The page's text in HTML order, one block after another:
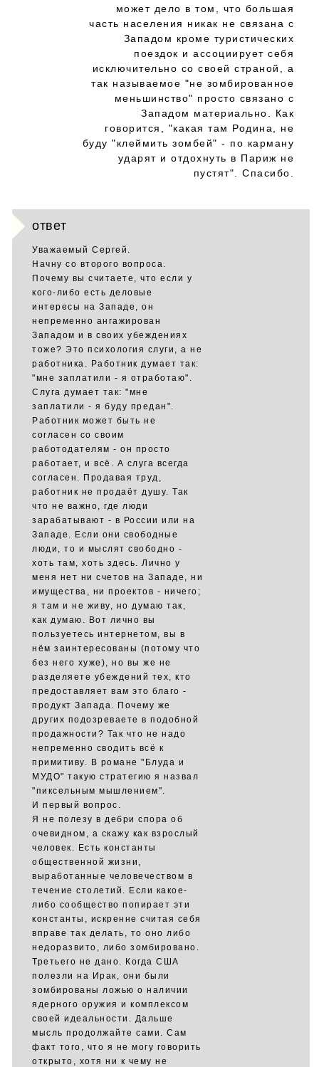
может дело в том, что большая
часть населения никак не связана с
Западом кроме туристических
поездок и ассоциирует себя
исключительно со своей страной, а
так называемое "не зомбированное
меньшинство" просто связано с
Западом материально. Как
говорится, "какая там Родина, не
буду "клеймить зомбей" - по карману
ударят и отдохнуть в Париж не
пустят". Спасибо.
ответ
Уважаемый Сергей.
Начну со второго вопроса.
Почему вы считаете, что если у
кого-либо есть деловые
интересы на Западе, он
непременно ангажирован
Западом и в своих убеждениях
тоже? Это психология слуги, а не
работника. Работник думает так:
"мне заплатили - я отработаю".
Слуга думает так: "мне
заплатили - я буду предан".
Работник может быть не
согласен со своим
работодателям - он просто
работает, и всё. А слуга всегда
согласен. Продавая труд,
работник не продаёт душу. Так
что не важно, где люди
зарабатывают - в России или на
Западе. Если они свободные
люди, то и мыслят свободно -
хоть там, хоть здесь. Лично у
меня нет ни счетов на Западе, ни
имущества, ни проектов - ничего;
я там и не живу, но думаю так,
как думаю. Вот лично вы
пользуетесь интернетом, вы в
нём заинтересованы (потому что
без него хуже), но вы же не
разделяете убеждений тех, кто
предоставляет вам это благо -
продукт Запада. Почему же
других подозреваете в подобной
продажности? Так что не надо
непременно сводить всё к
примитиву. В романе "Блуда и
МУДО" такую стратегию я назвал
"пиксельным мышлением".
И первый вопрос.
Я не полезу в дебри спора об
очевидном, а скажу как взрослый
человек. Есть константы
общественной жизни,
выработанные человечеством в
течение столетий. Если какое-
либо сообщество попирает эти
константы, искренне считая себя
вправе так делать, то оно либо
недоразвито, либо зомбировано.
Третьего не дано. Когда США
полезли на Ирак, они были
зомбированы ложью о наличии
ядерного оружия и комплексом
своей идеальности. Дальше
мысль продолжайте сами. Сам
факт того, что я не могу говорить
открыто, хотя ни к чему не